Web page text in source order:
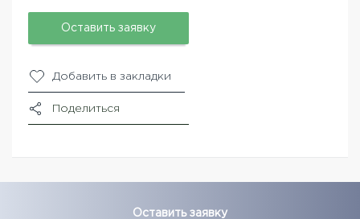
Оставить заявку
Добавить в закладки
Поделиться
Оставить заявку